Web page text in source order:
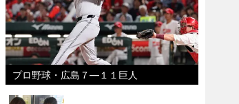
プロ野球・広島７―１１巨人